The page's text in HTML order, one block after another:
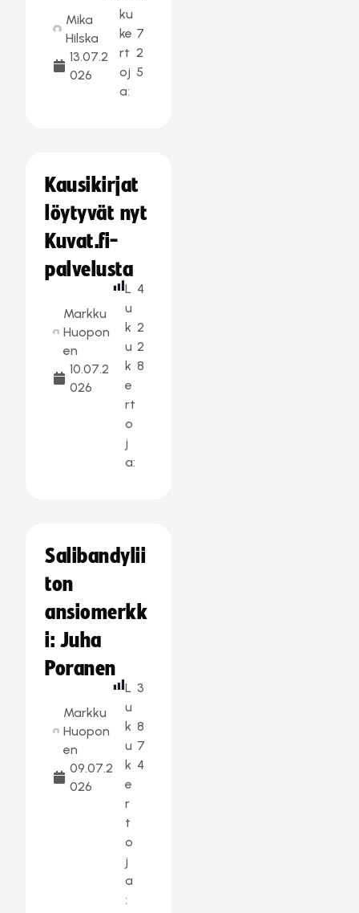
Mika
Hilska
13.07.2
026
ku
ke
rt
oj
a:
7
2
5
Kausikirjat
löytyvät nyt
Kuvat.fi-
palvelusta
Markku
Huopon
en
10.07.2
026
L
u
k
u
k
e
rt
o
j
a:
4
2
2
8
Salibandylii
ton
ansiomerkk
i: Juha
Poranen
Markku
Huopon
en
09.07.2
026
L
u
k
u
k
e
r
t
o
j
a
:
3
8
7
4